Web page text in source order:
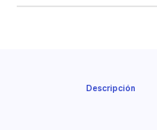
Descripción